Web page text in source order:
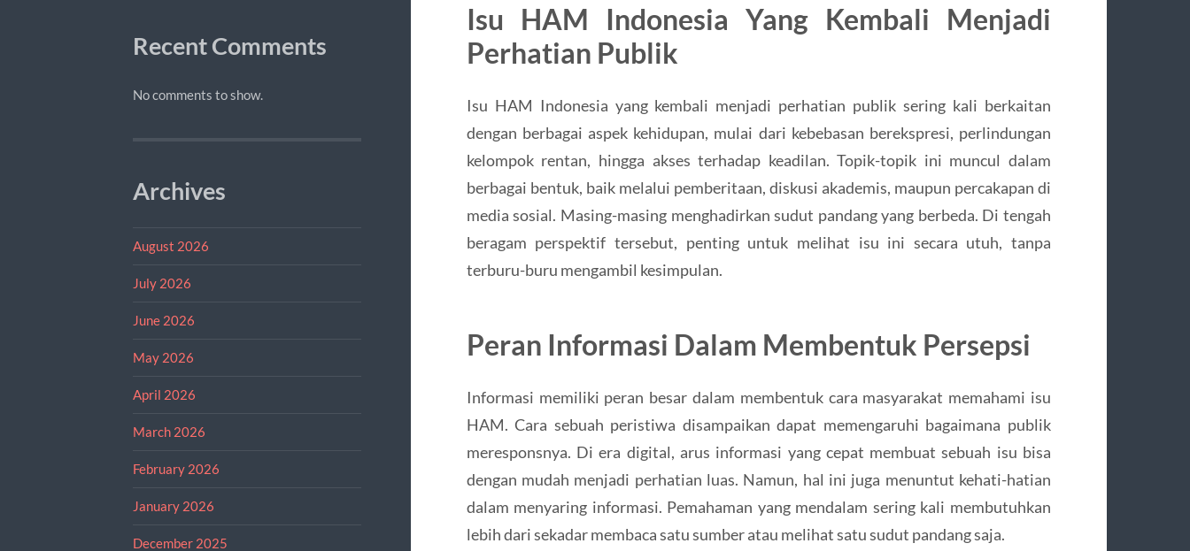
Recent Comments
No comments to show.
Archives
August 2026
July 2026
June 2026
May 2026
April 2026
March 2026
February 2026
January 2026
December 2025
Isu HAM Indonesia Yang Kembali Menjadi
Perhatian Publik
Isu HAM Indonesia yang kembali menjadi perhatian publik sering kali berkaitan
dengan berbagai aspek kehidupan, mulai dari kebebasan berekspresi, perlindungan
kelompok rentan, hingga akses terhadap keadilan. Topik-topik ini muncul dalam
berbagai bentuk, baik melalui pemberitaan, diskusi akademis, maupun percakapan di
media sosial. Masing-masing menghadirkan sudut pandang yang berbeda. Di tengah
beragam perspektif tersebut, penting untuk melihat isu ini secara utuh, tanpa
terburu-buru mengambil kesimpulan.
Peran Informasi Dalam Membentuk Persepsi
Informasi memiliki peran besar dalam membentuk cara masyarakat memahami isu
HAM. Cara sebuah peristiwa disampaikan dapat memengaruhi bagaimana publik
meresponsnya. Di era digital, arus informasi yang cepat membuat sebuah isu bisa
dengan mudah menjadi perhatian luas. Namun, hal ini juga menuntut kehati-hatian
dalam menyaring informasi. Pemahaman yang mendalam sering kali membutuhkan
lebih dari sekadar membaca satu sumber atau melihat satu sudut pandang saja.